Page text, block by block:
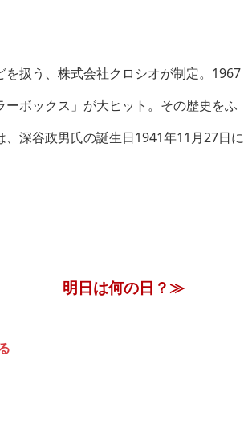
扱う、株式会社クロシオが制定。1967
ボックス」が大ヒット。その歴史をふ
深谷政男氏の誕生日1941年11月27日に
日 明日は何の日？≫